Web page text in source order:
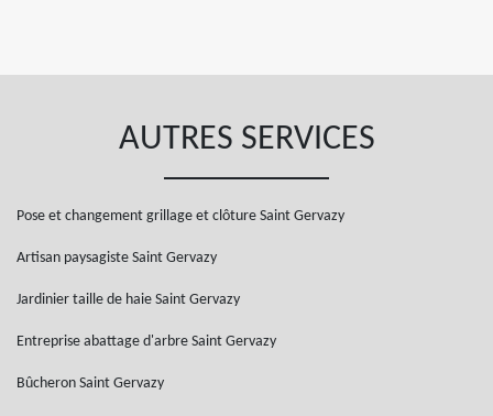
AUTRES SERVICES
Pose et changement grillage et clôture Saint Gervazy
Artisan paysagiste Saint Gervazy
Jardinier taille de haie Saint Gervazy
Entreprise abattage d'arbre Saint Gervazy
Bûcheron Saint Gervazy